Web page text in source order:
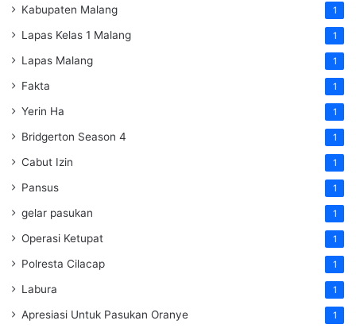
Kabupaten Malang 1
Lapas Kelas 1 Malang 1
Lapas Malang 1
Fakta 1
Yerin Ha 1
Bridgerton Season 4 1
Cabut Izin 1
Pansus 1
gelar pasukan 1
Operasi Ketupat 1
Polresta Cilacap 1
Labura 1
Apresiasi Untuk Pasukan Oranye 1